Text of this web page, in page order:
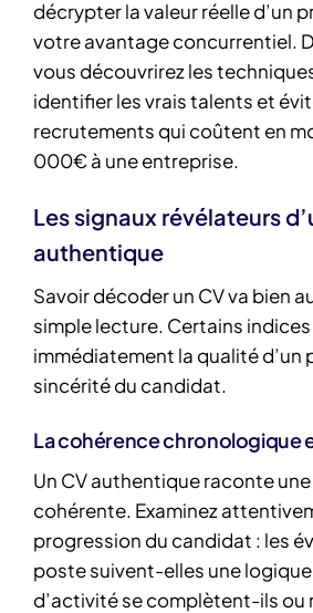
décrypter la valeur réelle d’un
votre avantage concurrentiel.
vous découvrirez les
identifier les vrais talents et
recrutements qui coûtent en
000€ à une entreprise.
Les signaux révélateurs
authentique
Savoir décoder un CV va bien
simple lecture. Certains
immédiatement la qualité d’un
sincérité du candidat.
La cohérence chronologique
Un CV authentique raconte
cohérente. Examinez
progression du candidat : les
poste suivent-elles une logique
d’activité se complètent-ils ou